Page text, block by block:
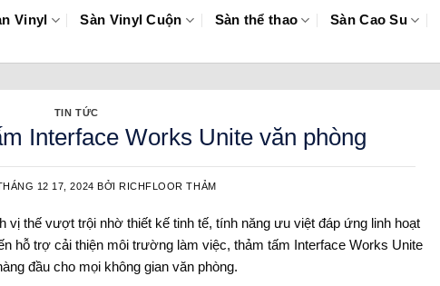
Vinyl Sàn Vinyl Cuộn Sàn thể thao Sàn Cao Su
TIN TỨC
Interface Works Unite văn phòng
12 17, 2024 BỞI RICHFLOOR THẢM
vị thế vượt trội nhờ thiết kế tinh tế, tính năng ưu việt đáp ứng linh hoạt
hỗ trợ cải thiện môi trường làm việc, thảm tấm Interface Works Unite
đầu cho mọi không gian văn phòng.